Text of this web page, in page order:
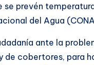
se prevén
del Agua
ante la
de cobertores, para